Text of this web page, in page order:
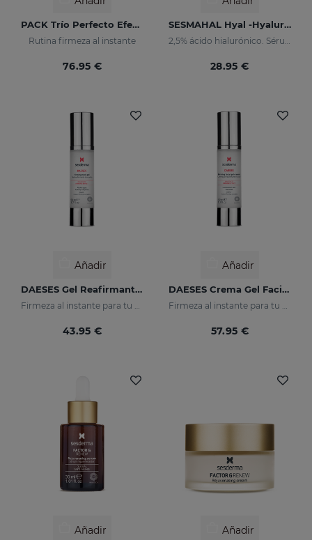
PACK Trío Perfecto Efecto Lifting
Rutina firmeza al instante
76.95 €
SESMAHAL Hyal -Hyaluronic Acid 2.5%
2,5% ácido hialurónico. Sérum concentrado rellenador
28.95 €
Añadir
DAESES Gel Reafirmante De Cuello
Firmeza al instante para tu piel
43.95 €
Añadir
DAESES Crema Gel Facial Reafirmante
Firmeza al instante para tu piel
57.95 €
Añadir Añadir